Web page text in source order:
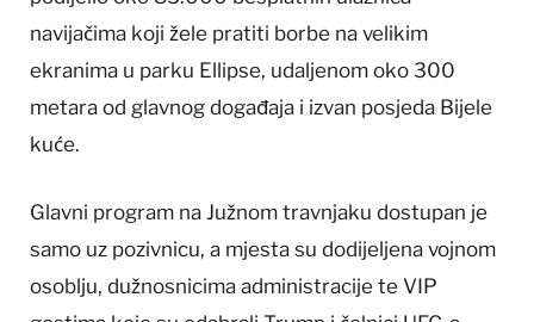
navijačima koji žele pratiti borbe na velikim
ekranima u parku Ellipse, udaljenom oko 300
metara od glavnog događaja i izvan posjeda Bijele
kuće.
Glavni program na Južnom travnjaku dostupan je
samo uz pozivnicu, a mjesta su dodijeljena vojnom
osoblju, dužnosnicima administracije te VIP